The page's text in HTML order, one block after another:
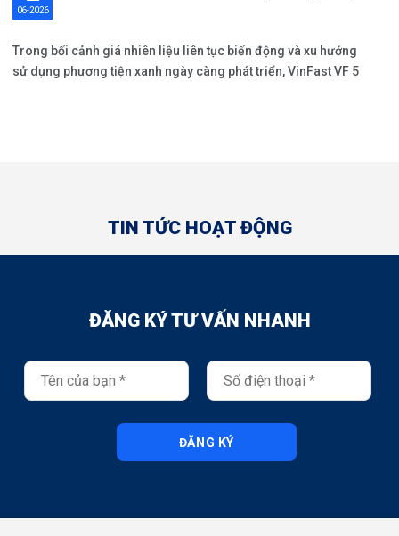
06-2026
Trong bối cảnh giá nhiên liệu liên tục biến động và xu hướng
sử dụng phương tiện xanh ngày càng phát triển, VinFast VF 5
TIN TỨC HOẠT ĐỘNG
ĐĂNG KÝ TƯ VẤN NHANH
ĐĂNG KÝ